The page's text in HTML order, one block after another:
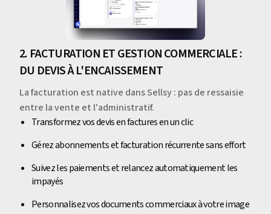
2. FACTURATION ET GESTION COMMERCIALE :
DU DEVIS À L'ENCAISSEMENT
La facturation est native dans Sellsy : pas de ressaisie
entre la vente et l'administratif.
Transformez vos devis en factures en un clic
Gérez abonnements et facturation récurrente sans effort
Suivez les paiements et relancez automatiquement les
impayés
Personnalisez vos documents commerciaux à votre image